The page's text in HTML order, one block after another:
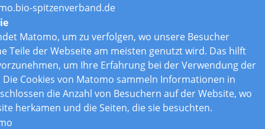
spitzenverband.de
Matomo, um zu verfolgen, wo unsere Besucher
Teile der Webseite am meisten genutzt wird. Das hilft
um Ihre Erfahrung bei der Verwendung der
Cookies von Matomo sammeln Informationen in
die Anzahl von Besuchern auf der Website, wo
herkamen und die Seiten, die sie besuchten.